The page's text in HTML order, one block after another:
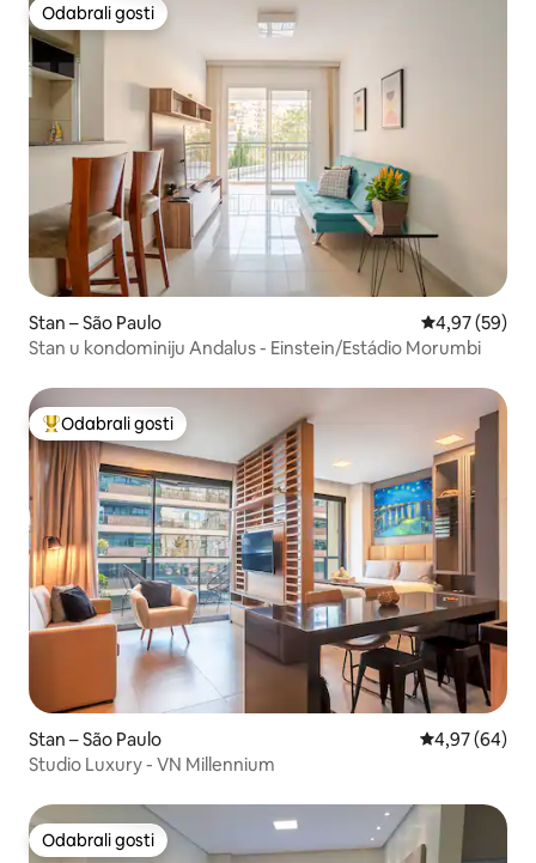
Odabrali gosti
Odabrali gosti
Stan – São Paulo Prosječna
4,97 (59)
Stan u kondominiju Andalus - Einstein/Estádio Morumbi
Među najviše rangiranima s oznakom „Odabrali gosti”
Odabrali gosti
Stan – São Paulo Prosječna
4,97 (64)
Studio Luxury - VN Millennium
Odabrali gosti
Odabrali gosti